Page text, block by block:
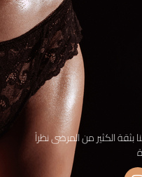
الكثير من المرضى نظراً